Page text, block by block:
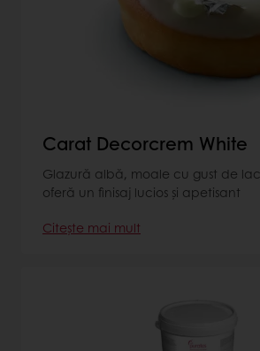
Carat Decorcrem White
Glazură albă, moale cu gust de
oferă un finisaj lucios și apetisant
Citește mai mult